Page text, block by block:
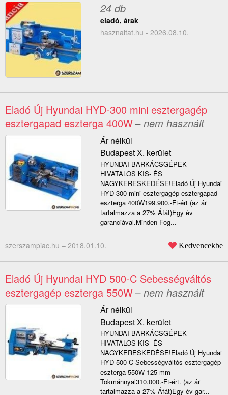
24 db
eladó, árak
hasznaltat.hu - 2026.08.10.
Eladó Új Hyundai HYD-300 mini esztergagép
esztergapad eszterga 400W– nem használt
Ár nélkül
Budapest X. kerület
HYUNDAI BARKÁCSGÉPEK
HIVATALOS KIS- ÉS
NAGYKERESKEDÉSE!Eladó Új Hyundai
HYD-300 mini esztergagép esztergapad
eszterga 400W199.900.-Ft-ért (az ár
tartalmazza a 27% Áfát)Egy év
garanciával.Minden Fog...
szerszampiac.hu – 2018.01.10. Kedvencekbe
Eladó Új Hyundai HYD 500-C Sebességváltós
esztergagép eszterga 550W– nem használt
Ár nélkül
Budapest X. kerület
HYUNDAI BARKÁCSGÉPEK
HIVATALOS KIS- ÉS
NAGYKERESKEDÉSE!Eladó Új Hyundai
HYD 500-C Sebességváltós esztergagép
eszterga 550W 125 mm
Tokmánnyal310.000.-Ft-ért. (az ár
tartalmazza a 27% Áfát)Egy év gar...